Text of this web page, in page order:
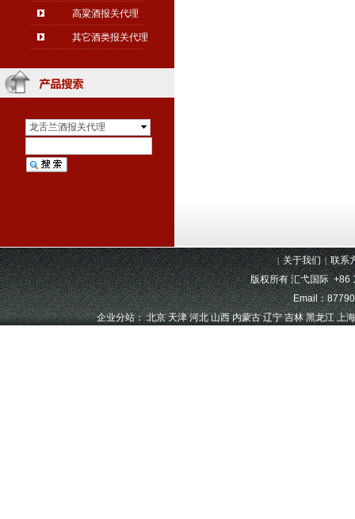
高粱酒报关代理
其它酒类报关代理
龙舌兰酒报关代理
|关于我们 |联系
版权所有汇弋国际 +86
Email：
企业分站：北京 天津 河北 山西 内蒙古 辽宁 吉林 黑龙江 上海